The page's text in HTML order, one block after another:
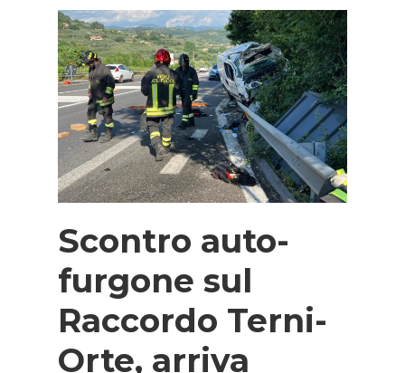
Scontro auto-
furgone sul
Raccordo Terni-
Orte, arriva